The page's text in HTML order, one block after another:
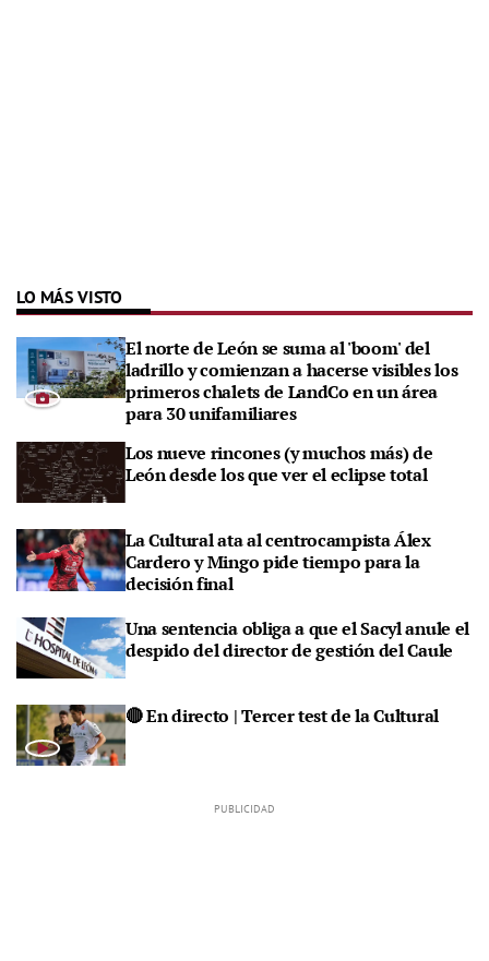
LO MÁS VISTO
El norte de León se suma al 'boom' del
ladrillo y comienzan a hacerse visibles los
primeros chalets de LandCo en un área
para 30 unifamiliares
Los nueve rincones (y muchos más) de
León desde los que ver el eclipse total
La Cultural ata al centrocampista Álex
Cardero y Mingo pide tiempo para la
decisión final
Una sentencia obliga a que el Sacyl anule el
despido del director de gestión del Caule
🔴 En directo | Tercer test de la Cultural